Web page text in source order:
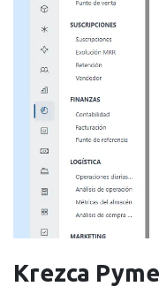
Krezca